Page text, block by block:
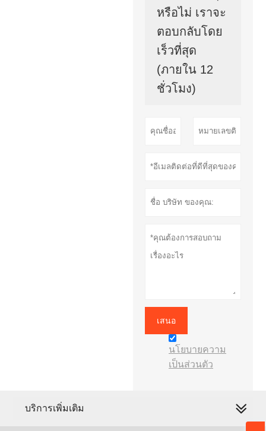
หรือไม่ เราจะ
ตอบกลับโดย
เร็วที่สุด
(ภายใน 12
ชั่วโมง)
เสนอ
นโยบายความ
เป็นส่วนตัว
บริการเพิ่มเติม